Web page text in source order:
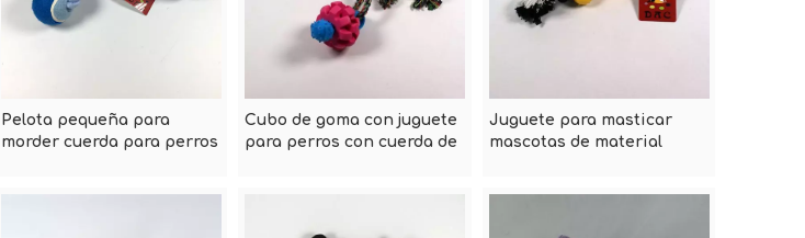
Pelota pequeña para
morder cuerda para perros
Cubo de goma con juguete
para perros con cuerda de
Juguete para masticar
mascotas de material